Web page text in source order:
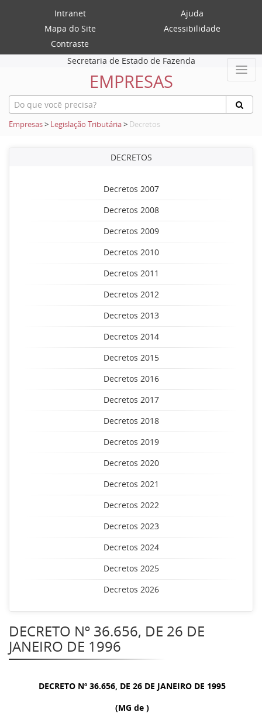
Intranet
Ajuda
Mapa do Site
Acessibilidade
Contraste
Secretaria de Estado de Fazenda
EMPRESAS
Empresas> Legislação Tributária> Decretos
DECRETOS
Decretos 2007
Decretos 2008
Decretos 2009
Decretos 2010
Decretos 2011
Decretos 2012
Decretos 2013
Decretos 2014
Decretos 2015
Decretos 2016
Decretos 2017
Decretos 2018
Decretos 2019
Decretos 2020
Decretos 2021
Decretos 2022
Decretos 2023
Decretos 2024
Decretos 2025
Decretos 2026
DECRETO Nº 36.656, DE 26 DE
JANEIRO DE 1996
DECRETO Nº 36.656, DE 26 DE JANEIRO DE 1995
(MG de )